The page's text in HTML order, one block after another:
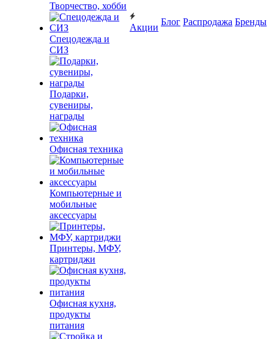
Творчество, хобби
Спецодежда и
СИЗ
Подарки,
сувениры,
награды
Офисная техника
Компьютерные и
мобильные
аксессуары
Принтеры, МФУ,
картриджи
Офисная кухня,
продукты
питания
Акции
Блог Распродажа Бренды